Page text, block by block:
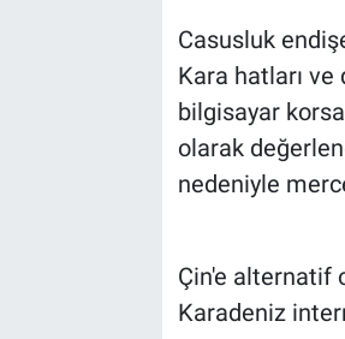
Casusluk
Kara hatları ve
bilgisayar
olarak
nedeniyle
Çin'e alternatif
Karadeniz